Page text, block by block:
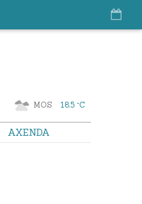
MOS 18.5 °C
AXENDA